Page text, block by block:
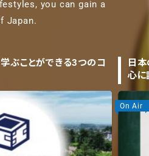
you can gain a
Japan.
ぶことができる3つのコ
日
心に
On Air